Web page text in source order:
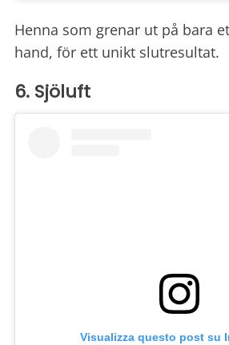
Henna som grenar ut på bara
hand, för ett unikt slutresultat.
6. Sjöluft
Visualizza questo post su